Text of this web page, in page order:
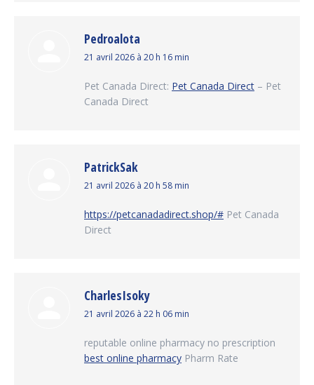
Pedroalota
dit
21 avril 2026 à 20 h 16 min
Pet Canada Direct: Pet Canada Direct – Pet
Canada Direct
PatrickSak
dit
21 avril 2026 à 20 h 58 min
https://petcanadadirect.shop/# Pet Canada
Direct
CharlesIsoky
dit
21 avril 2026 à 22 h 06 min
reputable online pharmacy no prescription
best online pharmacy Pharm Rate